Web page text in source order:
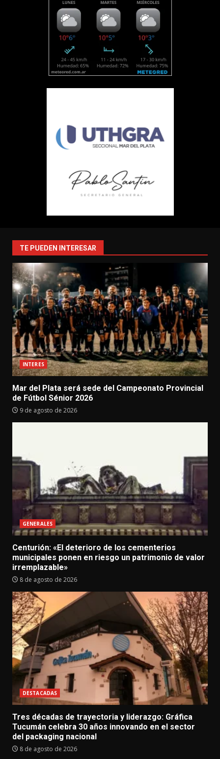
TE PUEDEN INTERESAR
INTERES
Mar del Plata será sede del Campeonato Provincial
de Fútbol Sénior 2026
9 de agosto de 2026
GENERALES
Centurión: «El deterioro de los cementerios
municipales ponen en riesgo un patrimonio de valor
irremplazable»
8 de agosto de 2026
DESTACADAS
Tres décadas de trayectoria y liderazgo: Gráfica
Tucumán celebra 30 años innovando en el sector
del packaging nacional
8 de agosto de 2026